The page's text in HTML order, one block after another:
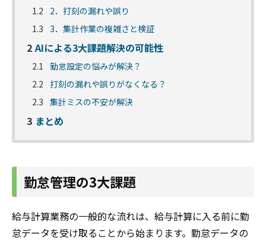
1.2
2．打刻の漏れや誤り
1.3 3．集計作業の複雑さと検証
2 AIによる3大課題解決の可能性
2.1
勤怠設定の悩みが解決？
2.2 打刻の漏れや誤りがなくなる？
2.3 集計ミスの不安が解決
3 まとめ
勤怠管理の3大課題
給与計算業務の一般的な流れは、給与計算に入る前に勤
怠データを受け取ることから始まります。勤怠データの